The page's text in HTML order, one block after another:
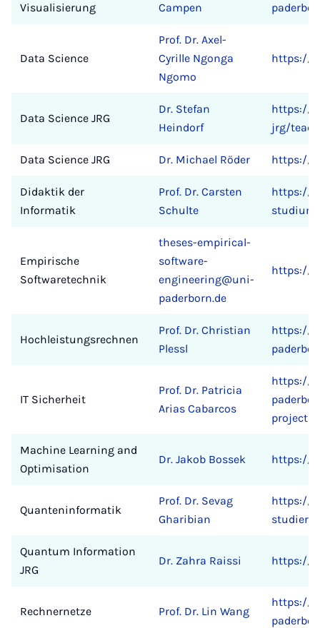
Visualisierung
Campen
Data Science
Prof. Dr. Axel-
Cyrille Ngonga
Ngomo
https://
Data Science JRG
Dr. Stefan
Heindorf
https://
jrg/
Data Science JRG Dr. Michael Röder https://
Didaktik der
Informatik
Prof. Dr. Carsten
Schulte
https://
studium
Empirische
Softwaretechnik
theses-empirical-
software-
engineering@uni-
paderborn.de
https://
Hochleistungsrechnen
Prof. Dr. Christian
Plessl
https://
IT Sicherheit
Prof. Dr. Patricia
Arias Cabarcos
https://
Machine Learning and
Optimisation
Dr. Jakob Bossek https://
Quanteninformatik
Prof. Dr. Sevag
Gharibian
https://
Quantum Information
JRG
Dr. Zahra Raissi https://
Rechnernetze Prof. Dr. Lin Wang
https://